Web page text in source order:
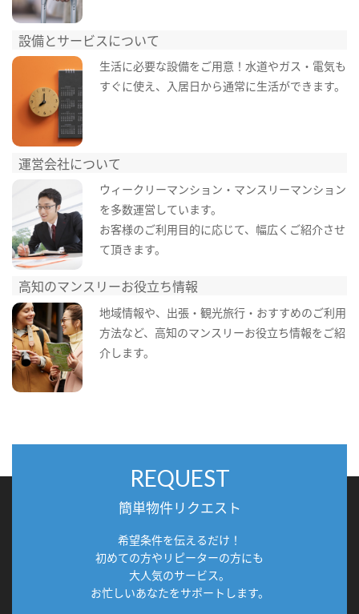
設備とサービスについて
生活に必要な設備をご用意！水道やガス・電気も
すぐに使え、入居日から通常に生活ができます。
運営会社について
ウィークリーマンション・マンスリーマンション
を多数運営しています。
お客様のご利用目的に応じて、幅広くご紹介させ
て頂きます。
高知のマンスリーお役立ち情報
地域情報や、出張・観光旅行・おすすめのご利用
方法など、高知のマンスリーお役立ち情報をご紹
介します。
REQUEST
簡単物件リクエスト
希望条件を伝えるだけ！
初めての方やリピーターの方にも
大人気のサービス。
お忙しいあなたをサポートします。